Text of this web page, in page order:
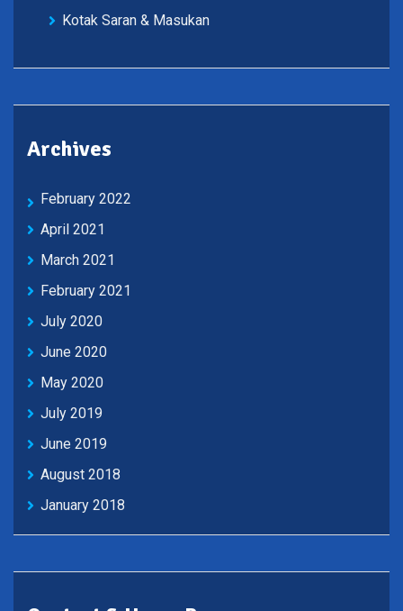
Kotak Saran & Masukan
Archives
February 2022
April 2021
March 2021
February 2021
July 2020
June 2020
May 2020
July 2019
June 2019
August 2018
January 2018